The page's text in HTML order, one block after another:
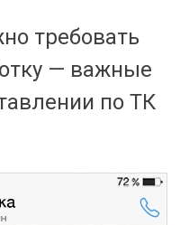
требовать
— важные
по ТК